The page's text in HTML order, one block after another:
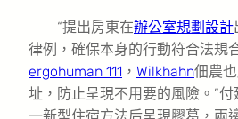
“提出房東在辦公室規劃設計
律例，確保本身的行動符合法規
ergohuman 111 ， Wilkhahn佃農
址，防止呈現不用要的風險。”